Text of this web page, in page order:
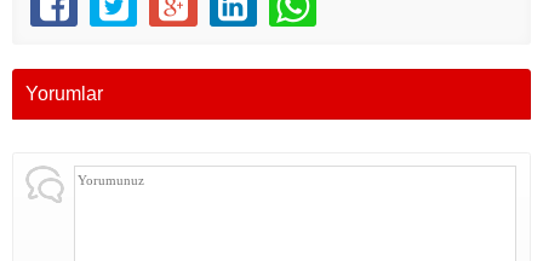
Yorumlar